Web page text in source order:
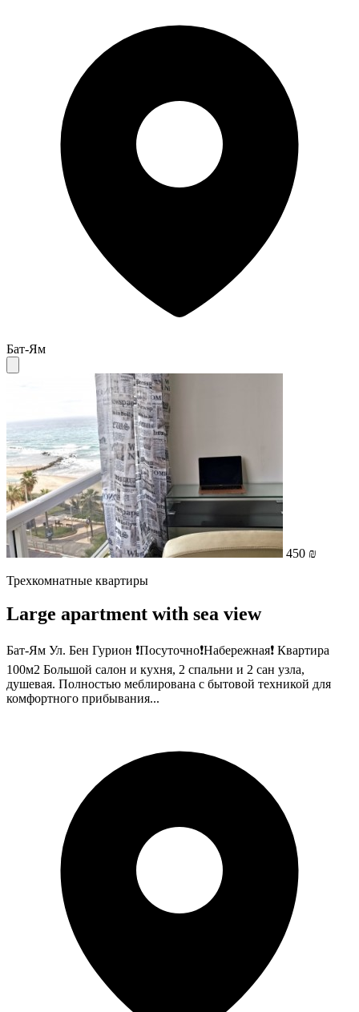
Бат-Ям
450 ₪
Трехкомнатные квартиры
Large apartment with sea view
Бат-Ям Ул. Бен Гурион ❗️Посуточно❗️Набережная❗️ Квартира
100м2 Большой салон и кухня, 2 спальни и 2 сан узла,
душевая. Полностью меблирована с бытовой техникой для
комфортного прибывания...